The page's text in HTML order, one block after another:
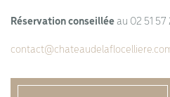
Réservation conseilléeau 02 51